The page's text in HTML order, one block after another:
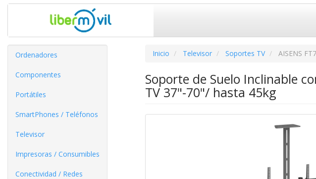
Ordenadores
Componentes
Portátiles
SmartPhones / Teléfonos
Televisor
Impresoras / Consumibles
Conectividad / Redes
Inicio Televisor Soportes TV AISENS
Soporte de Suelo Inclinable
TV 37"-70"/ hasta 45kg